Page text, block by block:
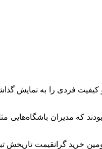
فردی را به نمایش
که مدیران باشگاه‌هایی
به‌ علاوه ۲۰ میلیون یورو بند پاداش متغیر،